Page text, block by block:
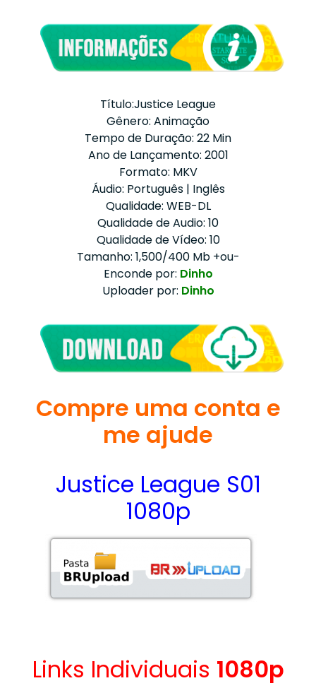
Título:Justice League
Gênero: Animação
Tempo de Duração: 22 Min
Ano de Lançamento: 2001
Formato: MKV
Áudio: Português | Inglês
Qualidade: WEB-DL
Qualidade de Audio: 10
Qualidade de Vídeo: 10
Tamanho: 1,500/400 Mb +ou-
Enconde por: Dinho
Uploader por: Dinho
Compre uma conta e
me ajude
Justice League S01
1080p
Links Individuais 1080p